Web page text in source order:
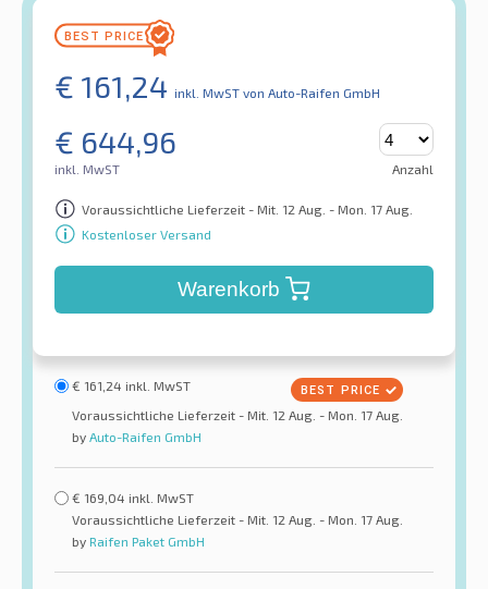
€ 161,24 inkl. MwST von Auto-Raifen GmbH
€ 644,96
inkl. MwST Anzahl
Voraussichtliche Lieferzeit - Mit. 12 Aug. - Mon. 17 Aug.
Kostenloser Versand
Warenkorb
€ 161,24 inkl. MwST
Voraussichtliche Lieferzeit - Mit. 12 Aug. - Mon. 17 Aug.
by Auto-Raifen GmbH
€ 169,04 inkl. MwST
Voraussichtliche Lieferzeit - Mit. 12 Aug. - Mon. 17 Aug.
by Raifen Paket GmbH